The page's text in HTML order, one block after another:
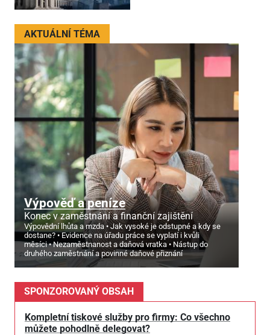
AKTUÁLNÍ TÉMA
Výpověď a peníze
Konec v zaměstnání a finanční zajištění
Výpovědní lhůta a mzda
Jak vysoké je odstupné a kdy se
dostane?
Evidence na úřadu práce se vyplatí i kvůli
měsíci
Nezaměstnanost a daňová vratka
Nástup do
druhého zaměstnání a povinné daňové přiznání
SPONZOROVANÝ OBSAH
Kompletní tiskové služby pro firmy: Co všechno
můžete pohodlně delegovat?